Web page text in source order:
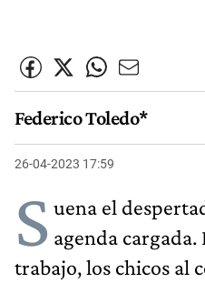
Federico Toledo*
26-04-2023 17:59
S uena el
agenda cargada.
trabajo, los chicos al